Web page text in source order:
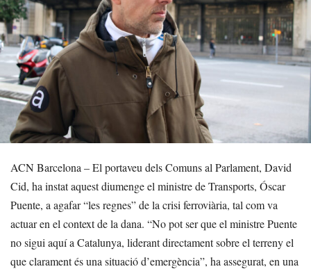
ACN Barcelona – El portaveu dels Comuns al Parlament, David
Cid, ha instat aquest diumenge el ministre de Transports, Óscar
Puente, a agafar “les regnes” de la crisi ferroviària, tal com va
actuar en el context de la dana. “No pot ser que el ministre Puente
no sigui aquí a Catalunya, liderant directament sobre el terreny el
que clarament és una situació d’emergència”, ha assegurat, en una